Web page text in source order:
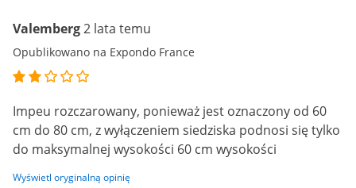
Valemberg2 lata temu
Opublikowano na Expondo France
Impeu rozczarowany, ponieważ jest oznaczony od 60
cm do 80 cm, z wyłączeniem siedziska podnosi się tylko
do maksymalnej wysokości 60 cm wysokości
Wyświetl oryginalną opinię